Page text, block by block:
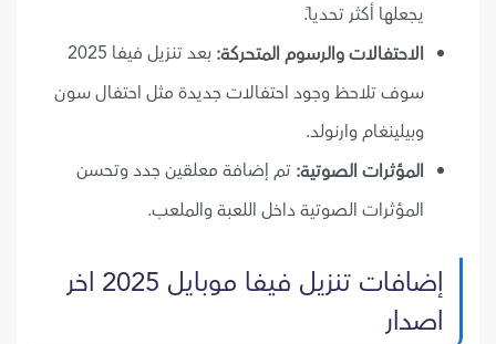
يجعلها أكثر تحدياً.
الاحتفالات والرسوم المتحركة:
بعد تنزيل فيفا 2025
سوف تلاحظ وجود احتفالات جديدة مثل احتفال سون
وبيلينغام وارنولد.
المؤثرات الصوتية: تم إضافة معلقين جدد وتحسن
المؤثرات الصوتية داخل اللعبة والملعب.
إضافات تنزيل فيفا موبايل 2025 اخر
اصدار